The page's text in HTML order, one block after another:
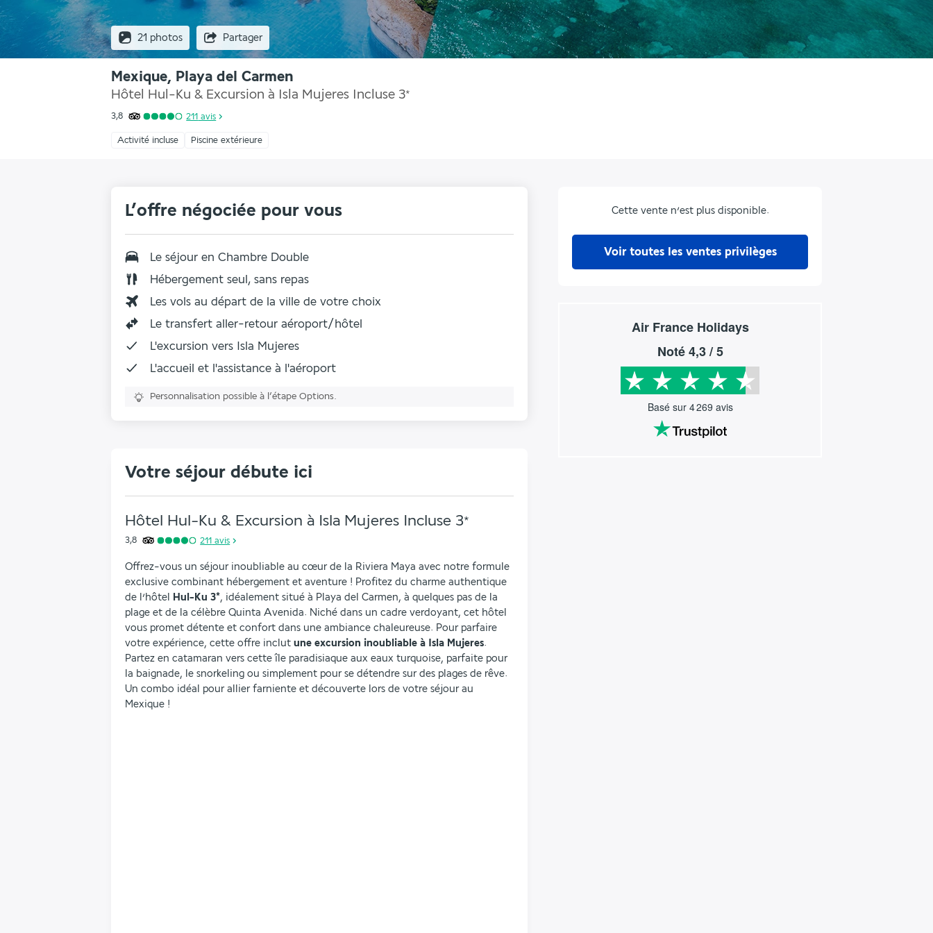
21 photos Partager
Mexique, Playa del Carmen
Hôtel Hul-Ku & Excursion à Isla Mujeres Incluse 3*
3,8 211 avis
Activité incluse Piscine extérieure
Cette vente n’est plus disponible.
Voir toutes les ventes privilèges
Air France Holidays
Noté4,3/ 5
Basé sur 4 269 avis
L’offre négociée pour vous
Le séjour en Chambre Double
Hébergement seul, sans repas
Les vols au départ de la ville de votre choix
Le transfert aller-retour aéroport/hôtel
L'excursion vers Isla Mujeres
L'accueil et l'assistance à l'aéroport
Personnalisation possible à l’étape Options.
Votre séjour débute ici
Hôtel Hul-Ku & Excursion à Isla Mujeres Incluse 3*
3,8 211 avis
Offrez-vous un séjour inoubliable au cœur de la Riviera Maya avec notre formule
exclusive combinant hébergement et aventure ! Profitez du charme authentique
de l’hôtel
Hul-Ku 3*, idéalement situé à Playa del Carmen, à quelques pas de la
plage et de la célèbre Quinta Avenida. Niché dans un cadre verdoyant, cet hôtel
vous promet détente et confort dans une ambiance chaleureuse. Pour parfaire
votre expérience, cette offre inclut une excursion inoubliable à Isla Mujeres.
Partez en catamaran vers cette île paradisiaque aux eaux turquoise, parfaite pour
la baignade, le snorkeling ou simplement pour se détendre sur des plages de rêve.
Un combo idéal pour allier farniente et découverte lors de votre séjour au
Mexique !